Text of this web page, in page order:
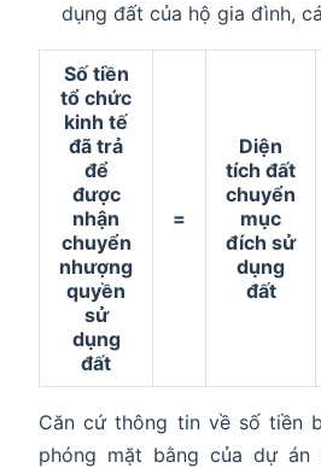
dụng đất của hộ gia đình,
Số tiền
tổ chức
kinh tế
đã trả
để
được
nhận
chuyển
nhượng
quyền
sử
dụng
đất
=
Diện
tích đất
chuyển
mục
đích sử
dụng
đất
Căn cứ thông tin về số tiền
phóng mặt bằng của dự